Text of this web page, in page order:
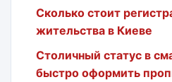
Сколько стоит
жительства в Киеве
Столичный статус в
быстро оформить